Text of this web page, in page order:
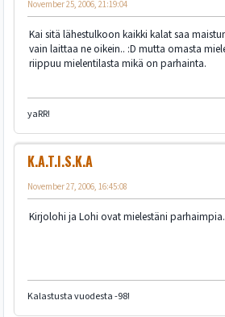
November 25, 2006, 21:19:04
Kai sitä lähestulkoon kaikki kalat saa
vain laittaa ne oikein.. :D mutta omasta
riippuu mielentilasta mikä on parhainta.
yaRR!
K.A.T.I.S.K.A
November 27, 2006, 16:45:08
Kirjolohi ja Lohi ovat mielestäni
Kalastusta vuodesta -98!